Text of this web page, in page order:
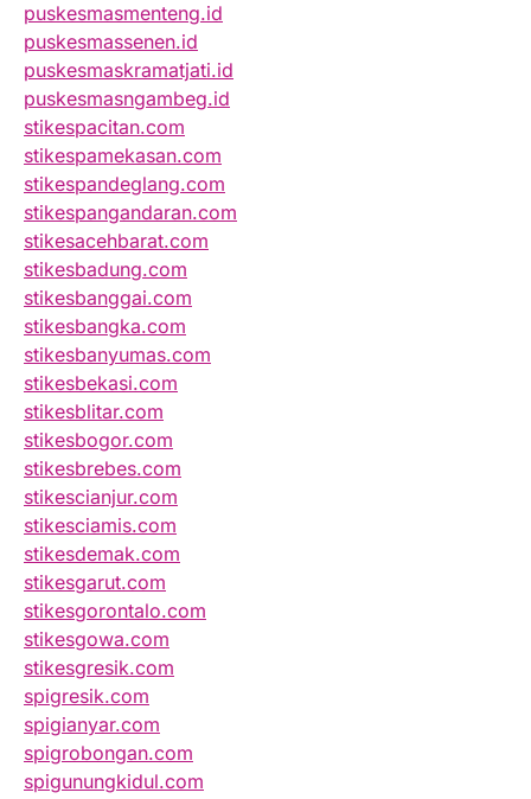
puskesmasmenteng.id
puskesmassenen.id
puskesmaskramatjati.id
puskesmasngambeg.id
stikespacitan.com
stikespamekasan.com
stikespandeglang.com
stikespangandaran.com
stikesacehbarat.com
stikesbadung.com
stikesbanggai.com
stikesbangka.com
stikesbanyumas.com
stikesbekasi.com
stikesblitar.com
stikesbogor.com
stikesbrebes.com
stikescianjur.com
stikesciamis.com
stikesdemak.com
stikesgarut.com
stikesgorontalo.com
stikesgowa.com
stikesgresik.com
spigresik.com
spigianyar.com
spigrobongan.com
spigunungkidul.com